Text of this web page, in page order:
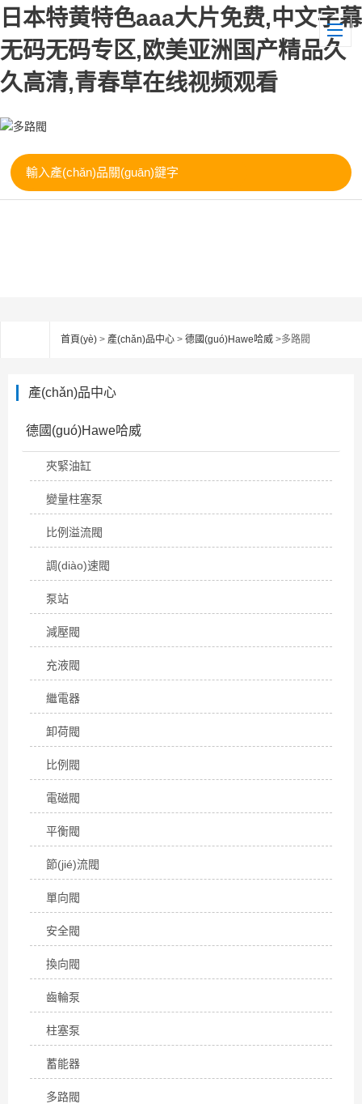
日本特黄特色aaa大片免费,中文字幕
无码无码专区,欧美亚洲国产精品久
久高清,青春草在线视频观看
首頁(yè) > 產(chǎn)品中心 > 德國(guó)Hawe哈威 >多路閥
產(chǎn)品中心
德國(guó)Hawe哈威
夾緊油缸
變量柱塞泵
比例溢流閥
調(diào)速閥
泵站
減壓閥
充液閥
繼電器
卸荷閥
比例閥
電磁閥
平衡閥
節(jié)流閥
單向閥
安全閥
換向閥
齒輪泵
柱塞泵
蓄能器
多路閥